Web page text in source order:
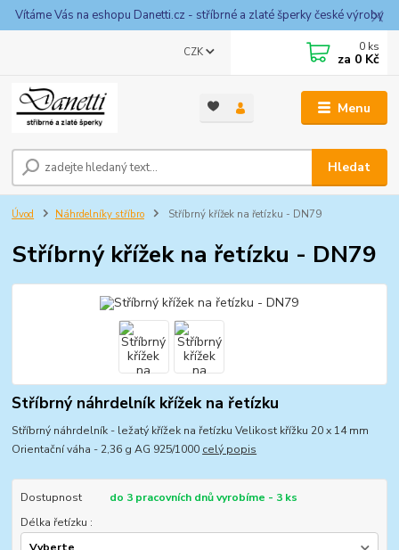
Vítáme Vás na eshopu Danetti.cz - stříbrné a zlaté šperky české výroby
Menu
CZK
Hledat
0 ks
za 0 Kč
Úvod Náhrdelníky stříbro Stříbrný křížek na řetízku - DN79
Stříbrný křížek na řetízku - DN79
Stříbrný náhrdelník křížek na řetízku
Stříbrný náhrdelník - ležatý křížek na řetízku Velikost křížku 20 x 14 mm
Orientační váha - 2,36 g AG 925/1000 celý popis
Dostupnost
do 3 pracovních dnů vyrobíme - 3 ks
Délka řetízku :